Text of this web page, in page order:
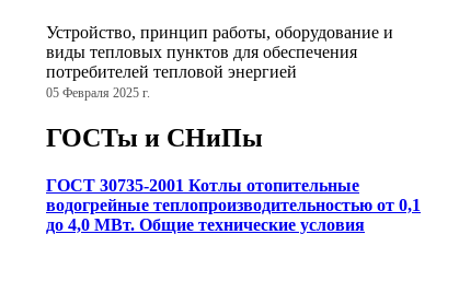
Устройство, принцип работы, оборудование и
виды тепловых пунктов для обеспечения
потребителей тепловой энергией
05 Февраля 2025 г.
ГОСТы и СНиПы
ГОСТ 30735-2001 Котлы отопительные
водогрейные теплопроизводительностью от 0,1
до 4,0 МВт. Общие технические условия